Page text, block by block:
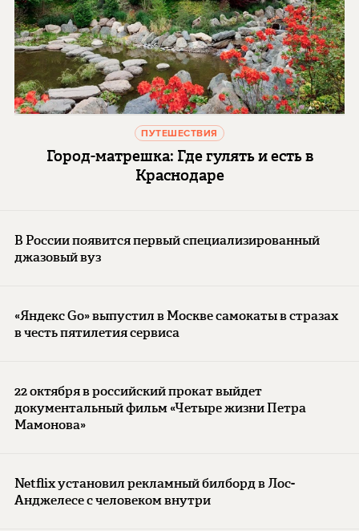
ПУТЕШЕСТВИЯ
Город-матрешка: Где гулять и есть в
Краснодаре
В России появится первый специализированный
джазовый вуз
«Яндекс Go» выпустил в Москве самокаты в стразах
в честь пятилетия сервиса
22 октября в российский прокат выйдет
документальный фильм «Четыре жизни Петра
Мамонова»
Netflix установил рекламный билборд в Лос-
Анджелесе с человеком внутри